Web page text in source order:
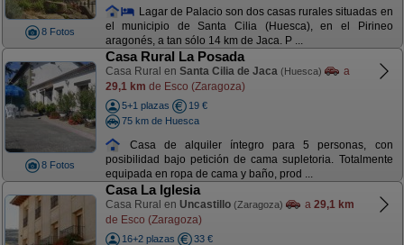
8 Fotos
Lagar de Palacio son dos casas rurales situadas en
el municipio de Santa Cilia (Huesca), en el Pirineo
aragonés, a tan sólo 14 km de Jaca. P ...
8 Fotos
Casa Rural La Posada
Casa Rural en Santa Cilia de Jaca (Huesca)
a
29,1 km de Esco (Zaragoza)
5+1 plazas
19 €
75 km de Huesca
Casa de alquiler íntegro para 5 personas, con
posibilidad bajo petición de cama supletoria. Totalmente
equipada en ropa de cama y baño, prod ...
Casa La Iglesia
Casa Rural en Uncastillo (Zaragoza) a 29,1 km
de Esco (Zaragoza)
16+2 plazas
33 €